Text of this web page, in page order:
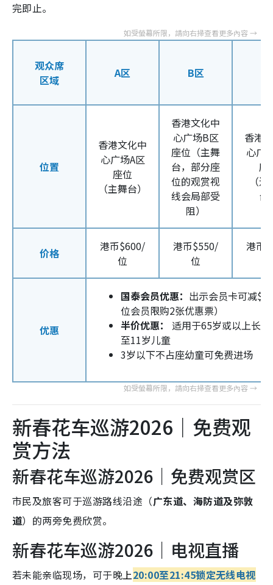
完即止。
观众席
区域
A区 B区
位置
香港文化中
心广场A区
座位
（主舞台）
香港文化中
心广场B区
座位（主舞
台，部分座
位的观赏视
线会局部受
阻）
香港
心广
座
（
台
价格
港币$600/
位
港币$550/
位
港币
优惠
国泰会员优惠： 出示会员卡可减
位会员限购2张优惠票）
半价优惠：
适用于65岁或以上长
至11岁儿童
3岁以下不占座幼童可免费进场
新春花车巡游2026｜免费观
赏方法
新春花车巡游2026｜免费观赏区
市民及旅客可于巡游路线沿途（广东道、海防道及弥敦
道）的两旁免费欣赏。
新春花车巡游2026｜电视直播
若未能亲临现场，可于晚上20:00至21:45锁定无线电视